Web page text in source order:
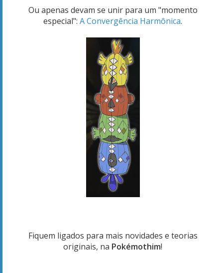
Ou apenas devam se unir para um "momento
especial": A Convergência Harmônica.
Fiquem ligados para mais novidades e teorias
originais, na Pokémothim!